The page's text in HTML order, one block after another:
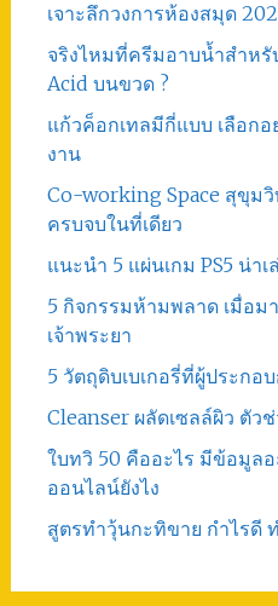
เจาะลึกวงการห้องสมุด
จริงไหมที่ครีมอาบน้ำสำห
Acid บนขวด ?
แก้วค็อกเทลมีกี่แบบ เลือกอ
งาน
Co-working Space สุขุม
ครบจบในที่เดียว
แนะนำ 5 แผ่นเกม PS5 น่า
5 กิจกรรมห้ามพลาด เมื่อ
เจ้าพระยา
5 วัตถุดิบเบเกอรี่ที่ผู้ประกอ
Cleanser ผลัดเซลล์ผิว ตัว
ใบทวิ 50 คืออะไร มีข้อมูล
ออนไลน์ยังไง
สูตรทําวุ้นกะทิขาย กำไรดี